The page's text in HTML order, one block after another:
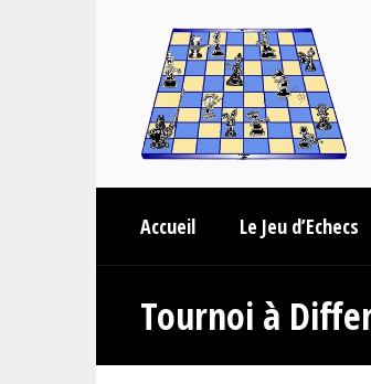
Accueil Le Jeu d’Echecs
Tournoi à